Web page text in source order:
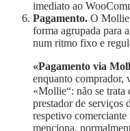
imediato ao
Pagamento. O Mollie
forma agrupada para
num ritmo fixo e
«Pagamento via
enquanto comprador,
«Mollie“: não se trata
prestador de serviços
respetivo
menciona,